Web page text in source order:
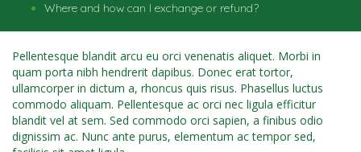
Where and how can I exchange or refund?
Pellentesque blandit arcu eu orci venenatis aliquet. Morbi in
quam porta nibh hendrerit dapibus. Donec erat tortor,
ullamcorper in dictum a, rhoncus quis risus. Phasellus luctus
commodo aliquam. Pellentesque ac orci nec ligula efficitur
blandit vel at sem. Sed commodo orci sapien, a finibus odio
dignissim ac. Nunc ante purus, elementum ac tempor sed,